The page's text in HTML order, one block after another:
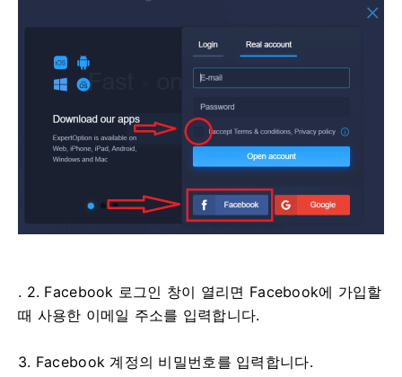
. 2. Facebook 로그인 창이 열리면 Facebook에 가입할
때 사용한 이메일 주소를 입력합니다.
3. Facebook 계정의 비밀번호를 입력합니다.